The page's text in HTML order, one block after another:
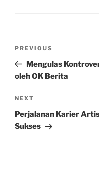
Previous
Post
PREVIOUS
Mengulas
oleh OK Berita
Next
Post
NEXT
Perjalanan Karier
Sukses